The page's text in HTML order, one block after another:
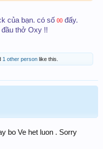
của bạn. có số 00 đấy.
thở Oxy !!
1 other person like this.
bo Ve het luon . Sorry